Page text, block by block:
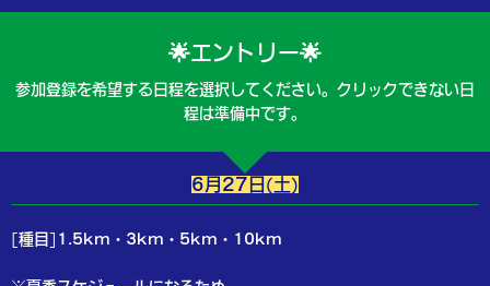
🌟エントリー🌟
参加登録を希望する日程を選択してください。クリックできない日
程は準備中です。
6月27日(土)
[種目]1.5km・3km・5km・10km